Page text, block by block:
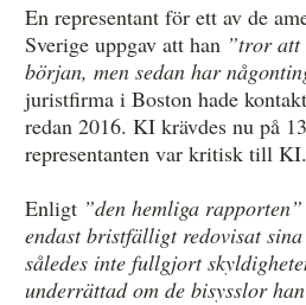
En representant för ett av de
Sverige uppgav att han ”tror att
början, men sedan har
juristfirma i Boston hade
redan 2016. KI krävdes nu på
representanten var kritisk till KI.
Enligt ”den hemliga rapporten”
endast bristfälligt redovisat
således inte fullgjort
underrättad om de bisysslor